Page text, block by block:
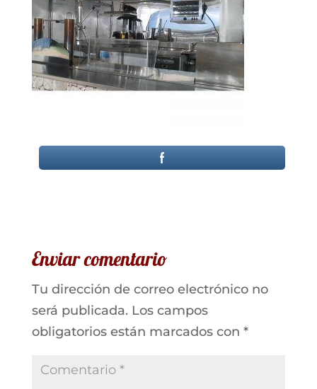
Enviar comentario
Tu dirección de correo electrónico no
será publicada. Los campos
obligatorios están marcados con *